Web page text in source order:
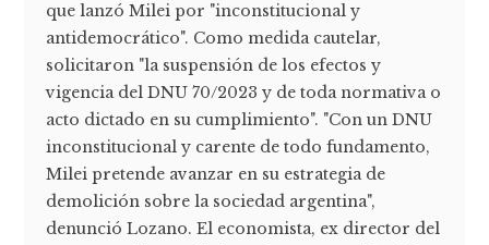
que lanzó Milei por "inconstitucional y
antidemocrático". Como medida cautelar,
solicitaron "la suspensión de los efectos y
vigencia del DNU 70/2023 y de toda normativa o
acto dictado en su cumplimiento". "Con un DNU
inconstitucional y carente de todo fundamento,
Milei pretende avanzar en su estrategia de
demolición sobre la sociedad argentina",
denunció Lozano. El economista, ex director del